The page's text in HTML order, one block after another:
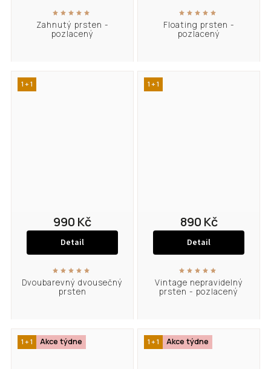
Zahnutý prsten -
pozlacený
Floating prsten -
pozlacený
1 + 1
Dvoubarevný dvousečný
prsten
990 Kč
Detail
1 + 1
Vintage nepravidelný
prsten - pozlacený
890 Kč
Detail
Akce týdne
1 + 1 Akce týdne
1 + 1